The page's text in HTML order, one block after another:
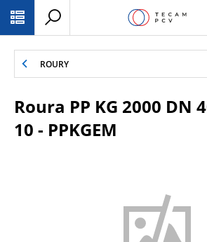
ROURY
Roura PP KG 2000 DN
10 - PPKGEM